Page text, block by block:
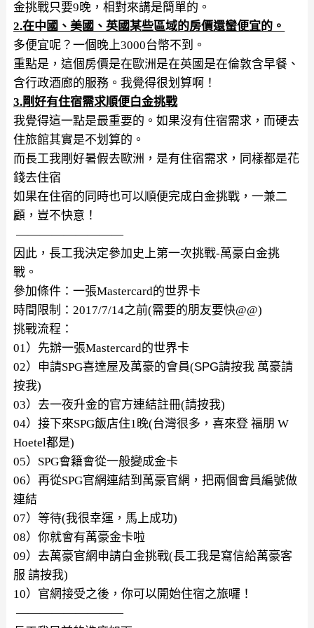
金挑戰只要9晚，相對來講是簡單的。
2.在中國、美國、英國某些區域的房價還蠻便宜的。
多便宜呢？一個晚上3000台幣不到。
重點是，這個房價是在歐洲是在英國是在倫敦含早餐、
含行政酒廊的服務。我覺得很划算啊！
3.剛好有住宿需求順便白金挑戰
我覺得這一點是最重要的。如果沒有住宿需求，而硬去
住旅館其實是不划算的。
而長工我剛好暑假去歐洲，是有住宿需求，同樣都是花
錢去住宿
如果在住宿的同時也可以順便完成白金挑戰，一兼二
顧，豈不快意！
—————————
因此，長工我決定參加史上第一次挑戰-萬豪白金挑
戰。
參加條件：一張Mastercard的世界卡
時間限制：2017/7/14之前(需要的朋友要快@@)
挑戰流程：
01）先辦一張Mastercard的世界卡
02）申請SPG喜達屋及萬豪的會員(SPG請按我 萬豪請
按我)
03）去一夜升金的官方連結註冊(請按我)
04）接下來SPG飯店住1晚(台灣很多，喜來登 福朋 W
Hoetel都是)
05）SPG會籍會從一般變成金卡
06）再從SPG官網連結到萬豪官網，把兩個會員編號做
連結
07）等待(我很幸運，馬上成功)
08）你就會有萬豪金卡啦
09）去萬豪官網申請白金挑戰(長工我是寫信給萬豪客
服請按我)
10）官網接受之後，你可以開始住宿之旅囉！
—————————